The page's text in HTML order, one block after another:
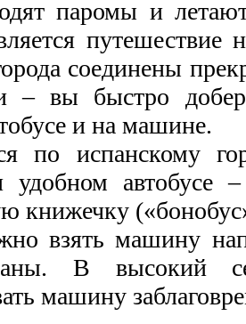
паромы и
путешествие
соединены
– вы быстро
и на машине.
по испанскому
удобном автобусе
книжечку
взять машину
В высокий
машину